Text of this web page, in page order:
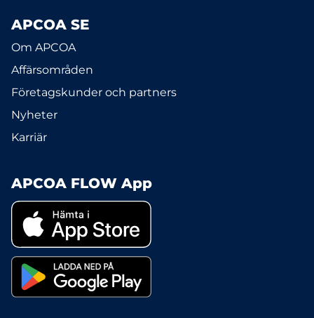
APCOA SE
Om APCOA
Affärsområden
Företagskunder och partners
Nyheter
Karriär
APCOA FLOW App